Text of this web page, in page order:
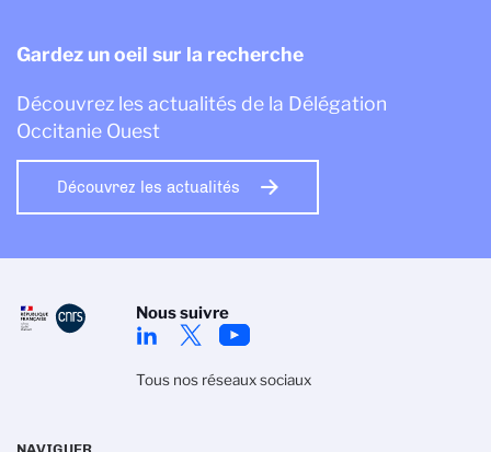
Gardez un oeil sur la recherche
Découvrez les actualités de la Délégation
Occitanie Ouest
Découvrez les actualités
Nous suivre
Tous nos réseaux sociaux